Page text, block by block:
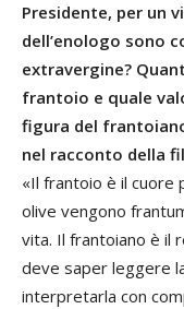
Presidente, per un
dell’enologo sono
extravergine?
frantoio e quale
figura del
nel racconto della
«Il frantoio è il cuore
olive vengono
vita. Il frantoiano è il
deve saper leggere
interpretarla con